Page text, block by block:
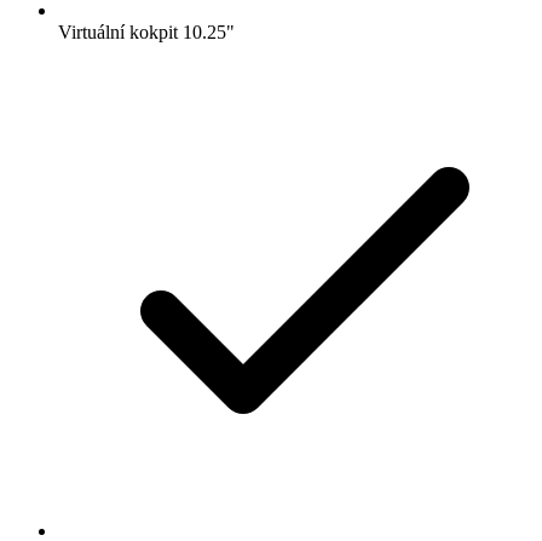
Virtuální kokpit 10.25"